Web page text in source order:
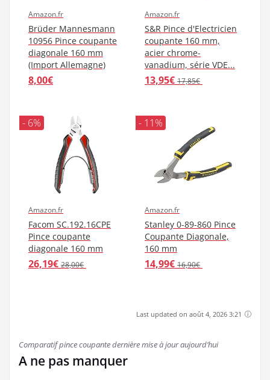
Amazon.fr
Brüder Mannesmann
10956 Pince coupante
diagonale 160 mm
(Import Allemagne)
8,00€
Amazon.fr
S&R Pince d'Electricien
coupante 160 mm,
acier chrome-
vanadium, série VDE...
13,95€ 17,85€
- 6%
Amazon.fr
Facom SC.192.16CPE
Pince coupante
diagonale 160 mm
26,19€ 28,00€
- 11%
Amazon.fr
Stanley 0-89-860 Pince
Coupante Diagonale,
160 mm
14,99€ 16,90€
Last updated on août 4, 2026 3:21
Comparatif pince coupante dernière mise à jour aujourd’hui
A ne pas manquer